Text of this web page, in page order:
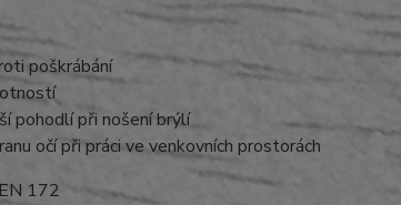
poškrábání
pohodlí při nošení brýlí
očí při práci ve venkovních prostorách
172